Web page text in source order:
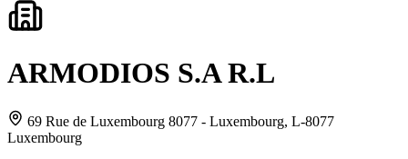
ARMODIOS S.A R.L
69 Rue de Luxembourg 8077 - Luxembourg, L-8077
Luxembourg